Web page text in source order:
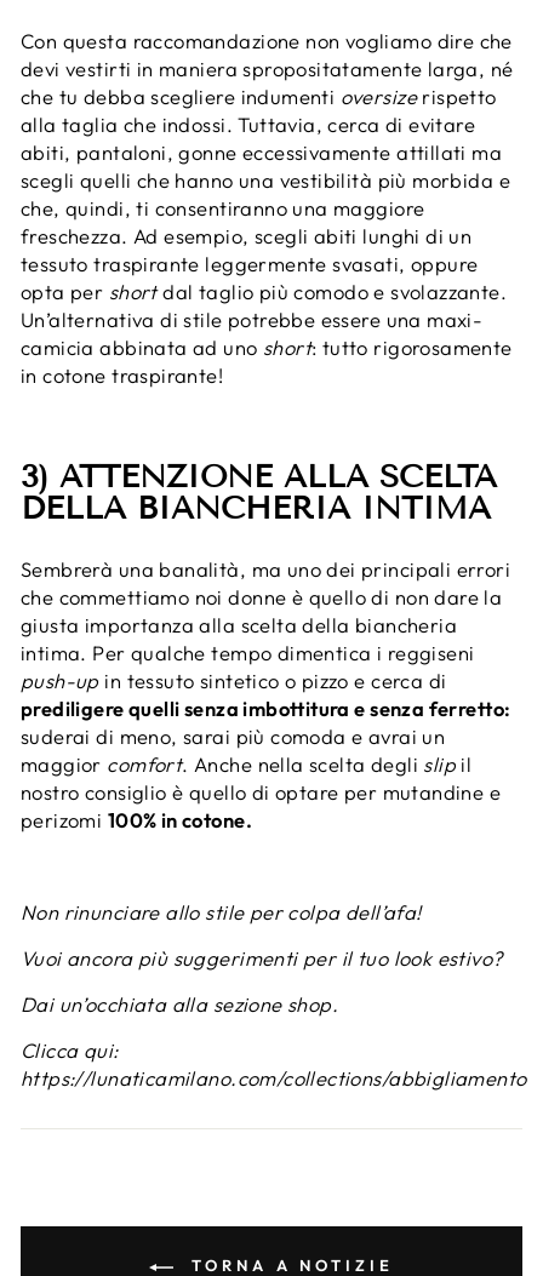
Con questa raccomandazione non vogliamo dire che
devi vestirti in maniera spropositatamente larga, né
che tu debba scegliere indumenti oversizerispetto
alla taglia che indossi. Tuttavia, cerca di evitare
abiti, pantaloni, gonne eccessivamente attillati ma
scegli quelli che hanno una vestibilità più morbida e
che, quindi, ti consentiranno una maggiore
freschezza. Ad esempio, scegli abiti lunghi di un
tessuto traspirante leggermente svasati, oppure
opta per shortdal taglio più comodo e svolazzante.
Un’alternativa di stile potrebbe essere una maxi-
camicia abbinata ad uno short: tutto rigorosamente
in cotone traspirante!
3) ATTENZIONE ALLA SCELTA
DELLA BIANCHERIA INTIMA
Sembrerà una banalità, ma uno dei principali errori
che commettiamo noi donne è quello di non dare la
giusta importanza alla scelta della biancheria
intima. Per qualche tempo dimentica i reggiseni
push-up in tessuto sintetico o pizzo e cerca di
prediligere quelli senza imbottitura e senza ferretto:
suderai di meno, sarai più comoda e avrai un
maggior comfort. Anche nella scelta degli slip il
nostro consiglio è quello di optare per mutandine e
perizomi 100% in cotone.
Non rinunciare allo stile per colpa dell’afa!
Vuoi ancora più suggerimenti per il tuo look estivo?
Dai un’occhiata alla sezione shop.
Clicca qui:
https://lunaticamilano.com/collections/abbigliamento
TORNA A NOTIZIE